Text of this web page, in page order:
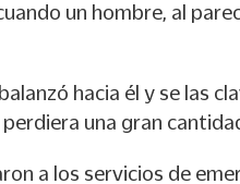
un hombre, al
hacia él y se las
una gran
a los servicios de